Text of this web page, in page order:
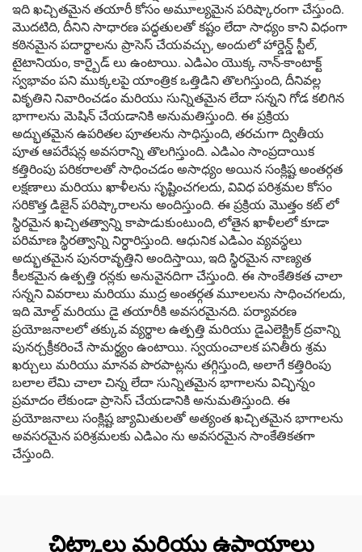
ఇది ఖచ్చితమైన తయారీ కోసం అమూల్యమైన పరిష్కారంగా చేస్తుంది.
మొదటిది, దీనిని సాధారణ పద్ధతులతో కష్టం లేదా సాధ్యం కాని విధంగా
కఠినమైన పదార్థాలను ప్రాసెస్ చేయవచ్చు, అందులో హార్డెన్డ్ స్టీల్,
టైటానియం, కార్బైడ్ లు ఉంటాయి. ఎడిఎం యొక్క నాన్-కాంటాక్ట్
స్వభావం పని ముక్కలపై యాంత్రిక ఒత్తిడిని తొలగిస్తుంది, దీనివల్ల
వికృతిని నివారించడం మరియు సున్నితమైన లేదా సన్నని గోడ కలిగిన
భాగాలను మెషిన్ చేయడానికి అనుమతిస్తుంది. ఈ ప్రక్రియ
అద్భుతమైన ఉపరితల పూతలను సాధిస్తుంది, తరచుగా ద్వితీయ
పూత ఆపరేషన్ల అవసరాన్ని తొలగిస్తుంది. ఎడిఎం సాంప్రదాయిక
కత్తిరింపు పరికరాలతో సాధించడం అసాధ్యం అయిన సంక్లిష్ట అంతర్గత
లక్షణాలు మరియు ఖాళీలను సృష్టించగలదు, వివిధ పరిశ్రమల కోసం
సరికొత్త డిజైన్ పరిష్కారాలను అందిస్తుంది. ఈ ప్రక్రియ మొత్తం కట్ లో
స్థిరమైన ఖచ్చితత్వాన్ని కాపాడుకుంటుంది, లోతైన ఖాళీలలో కూడా
పరిమాణ స్థిరత్వాన్ని నిర్ధారిస్తుంది. ఆధునిక ఎడిఎం వ్యవస్థలు
అద్భుతమైన పునరావృత్తిని అందిస్తాయి, ఇది స్థిరమైన నాణ్యత
కీలకమైన ఉత్పత్తి రన్లకు అనువైనదిగా చేస్తుంది. ఈ సాంకేతికత చాలా
సన్నని వివరాలు మరియు ముద్ర అంతర్గత మూలలను సాధించగలదు,
ఇది మోల్డ్ మరియు డై తయారీకి అవసరమైనది. పర్యావరణ
ప్రయోజనాలలో తక్కువ వ్యర్థాల ఉత్పత్తి మరియు డైఎలెక్ట్రిక్ ద్రవాన్ని
పునర్చక్రీకరించే సామర్థ్యం ఉంటాయి. స్వయంచాలక పనితీరు శ్రమ
ఖర్చులు మరియు మానవ పొరపాట్లను తగ్గిస్తుంది, అలాగే కత్తిరింపు
బలాల లేమి చాలా చిన్న లేదా సున్నితమైన భాగాలను విచ్ఛిన్నం
ప్రమాదం లేకుండా ప్రాసెస్ చేయడానికి అనుమతిస్తుంది. ఈ
ప్రయోజనాలు సంక్లిష్ట జ్యామితులతో అత్యంత ఖచ్చితమైన భాగాలను
అవసరమైన పరిశ్రమలకు ఎడిఎం ను అవసరమైన సాంకేతికతగా
చేస్తుంది.
చిట్కాలు మరియు ఉపాయాలు